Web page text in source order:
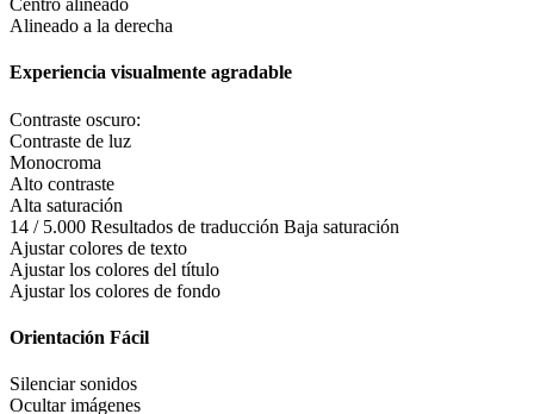
Centro alineado
Alineado a la derecha
Experiencia visualmente agradable
Contraste oscuro:
Contraste de luz
Monocroma
Alto contraste
Alta saturación
14 / 5.000 Resultados de traducción Baja saturación
Ajustar colores de texto
Ajustar los colores del título
Ajustar los colores de fondo
Orientación Fácil
Silenciar sonidos
Ocultar imágenes